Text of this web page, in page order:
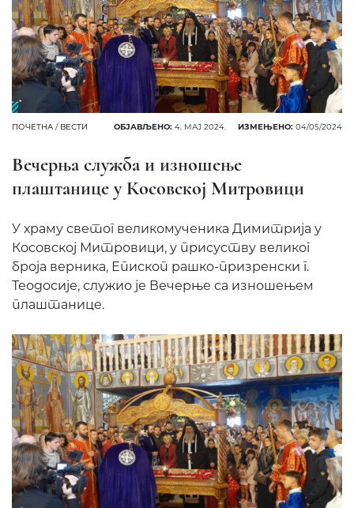
ПОЧЕТНА / ВЕСТИ ОБЈАВЉЕНО: 4. МАЈ 2024. ИЗМЕЊЕНО: 04/05/2024
Вечерња служба и изношење
плаштанице у Косовској Митровици
У храму светог великомученика Димитрија у
Косовској Митровици, у присуству великог
броја верника, Епископ рашко-призренски г.
Теодосије, служио је Вечерње са изношењем
плаштанице.